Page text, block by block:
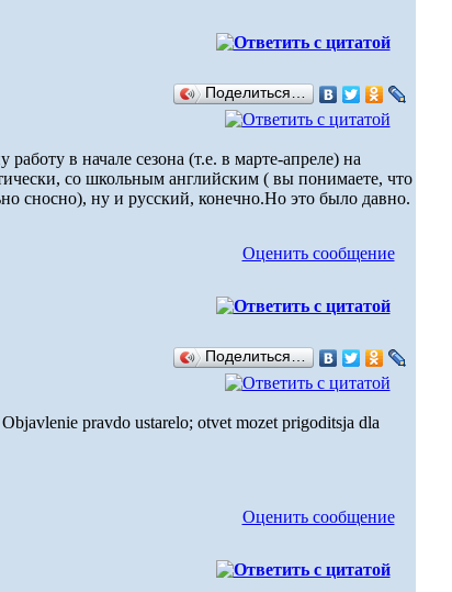
Поделиться…
в начале сезона (т.е. в марте-апреле) на
со школьным английским ( вы понимаете, что
сносно), ну и русский, конечно.Но это было давно.
Оценить сообщение
Поделиться…
pravdo ustarelo; otvet mozet prigoditsja dla
Оценить сообщение